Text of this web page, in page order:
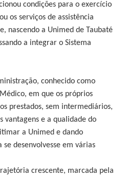
condições para o exercício
os serviços de assistência
nascendo a Unimed de Taubaté
a integrar o Sistema
conhecido como
em que os próprios
prestados, sem intermediários,
vantagens e a qualidade do
a Unimed e dando
desenvolvesse em várias
crescente, marcada pela